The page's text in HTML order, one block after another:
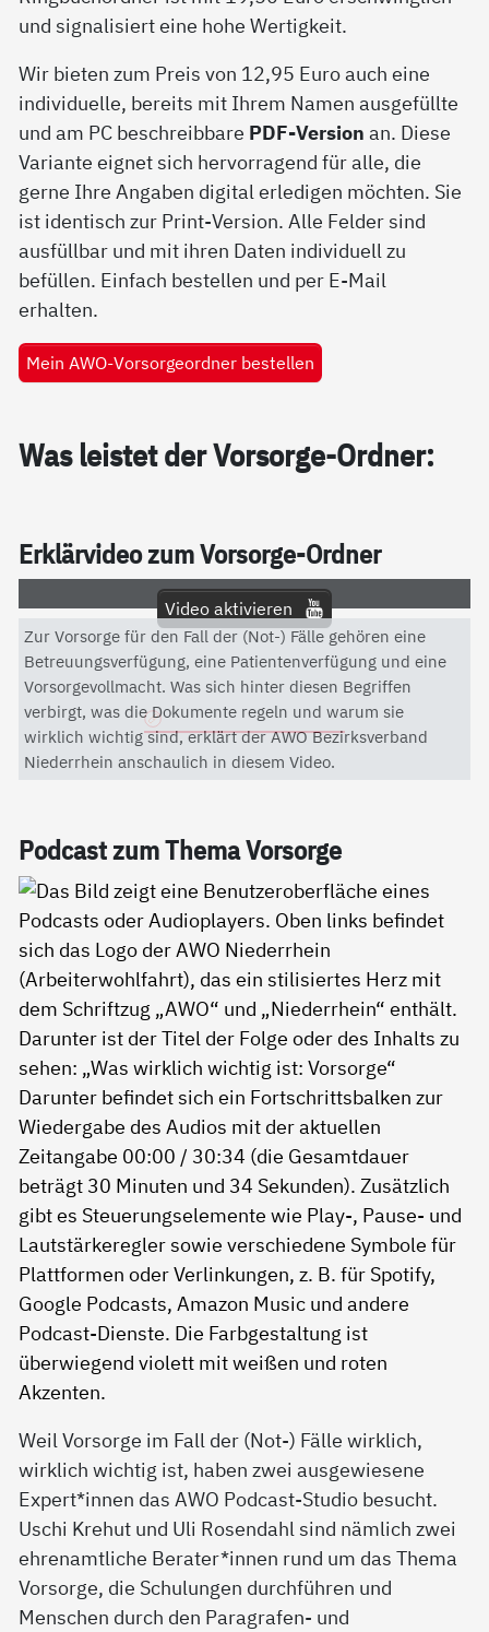
und signalisiert eine hohe Wertigkeit.
Wir bieten zum Preis von 12,95 Euro auch eine
individuelle, bereits mit Ihrem Namen ausgefüllte
und am PC beschreibbare PDF-Version an. Diese
Variante eignet sich hervorragend für alle, die
gerne Ihre Angaben digital erledigen möchten. Sie
ist identisch zur Print-Version. Alle Felder sind
ausfüllbar und mit ihren Daten individuell zu
befüllen. Einfach bestellen und per E-Mail
erhalten.
Mein AWO-Vorsorgeordner bestellen
Was leis­tet der Vor­sor­ge-Ord­ner:
Er­klär­vi­deo zum Vor­sor­ge-Ord­ner
Video aktivieren
Mit dem Aktivieren des Videos akzeptieren Sie die
Datenschutzerklärung von YouTube.
Datenschutzerklärung
Zur Vorsorge für den Fall der (Not-) Fälle gehören eine
Betreuungsverfügung, eine Patientenverfügung und eine
Vorsorgevollmacht. Was sich hinter diesen Begriffen
verbirgt, was die Dokumente regeln und warum sie
wirklich wichtig sind, erklärt der AWO Bezirksverband
Niederrhein anschaulich in diesem Video.
Pod­cast zum The­ma Vor­sor­ge
Weil Vorsorge im Fall der (Not-) Fälle wirklich,
wirklich wichtig ist, haben zwei ausgewiesene
Expert*innen das AWO Podcast-Studio besucht.
Uschi Krehut und Uli Rosendahl sind nämlich zwei
ehrenamtliche Berater*innen rund um das Thema
Vorsorge, die Schulungen durchführen und
Menschen durch den Paragrafen- und